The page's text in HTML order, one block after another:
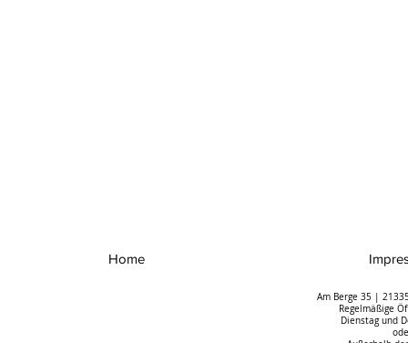
Home
Am Berge 35 |
Regelmäßige
Dienstag und